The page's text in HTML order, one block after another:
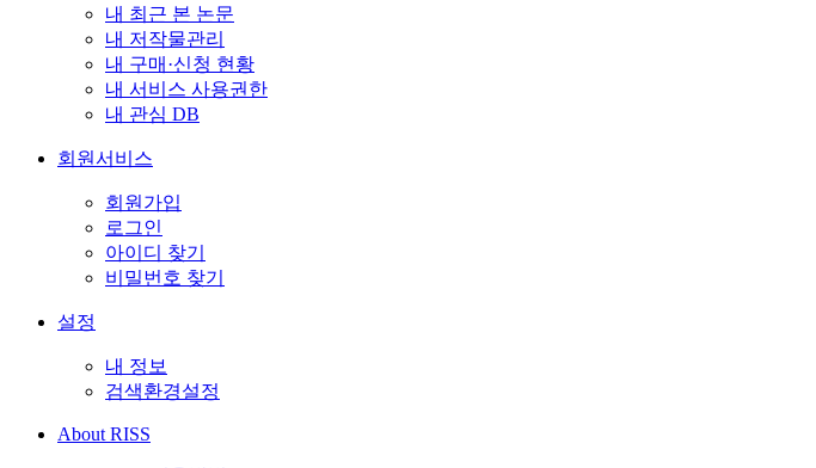
내 최근 본 논문
내 저작물관리
내 구매·신청 현황
내 서비스 사용권한
내 관심 DB
회원서비스
회원가입
로그인
아이디 찾기
비밀번호 찾기
설정
내 정보
검색환경설정
About RISS